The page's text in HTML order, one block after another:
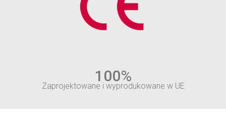
100%
Zaprojektowane i wyprodukowane w UE